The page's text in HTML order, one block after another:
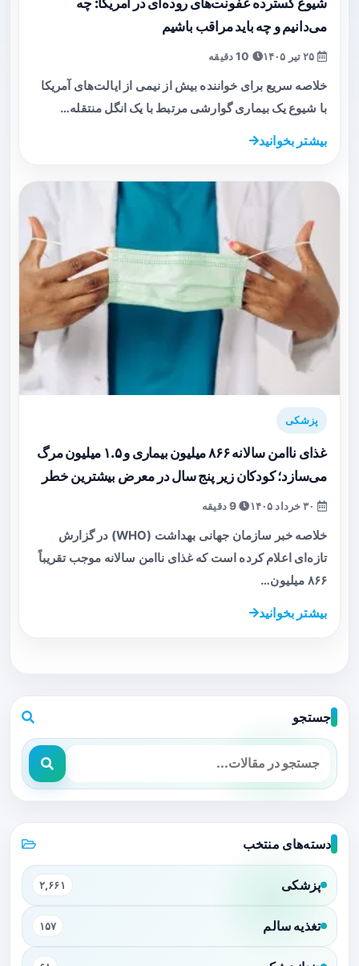
می‌دانیم و چه باید مراقب باشیم
خلاصه سریع برای خواننده بیش از نیمی از ایالت‌های آمریکا
با شیوع یک بیماری گوارشی مرتبط با یک انگل منتقله…
بیشتر بخوانید
پزشکی
غذای ناامن سالانه ۸۶۶ میلیون بیماری و ۱.۵ میلیون مرگ
می‌سازد؛ کودکان زیر پنج سال در معرض بیشترین خطر
9 دقیقه
خلاصه خبر سازمان جهانی بهداشت (WHO) در گزارش
تازه‌ای اعلام کرده است که غذای ناامن سالانه موجب تقریباً
۸۶۶ میلیون…
بیشتر بخوانید
جستجو
دسته‌های منتخب
پزشکی ۲,۶۶۱
تغذیه سالم ۱۵۷